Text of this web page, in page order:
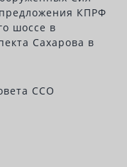
КПРФ
шоссе в
Сахарова в
ССО